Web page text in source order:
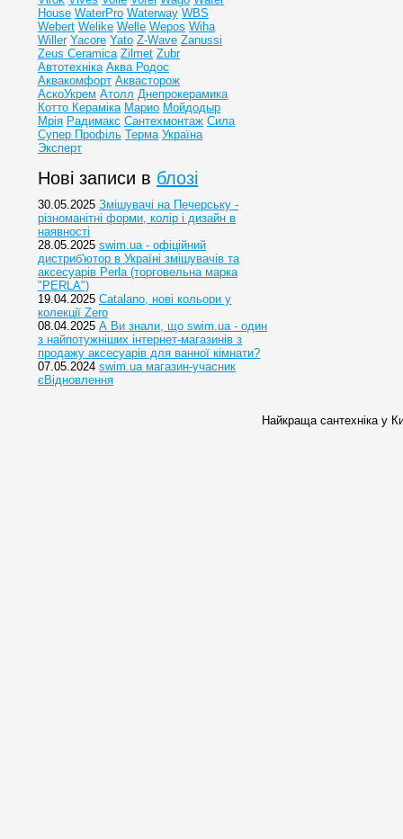
House WaterPro Waterway WBS
Webert Welike Welle Wepos Wiha
Willer Yacore Yato Z-Wave Zanussi
Zeus Ceramica Zilmet Zubr
Автотехніка Аква Родос
Аквакомфорт Аквасторож
АскоУкрем Атолл Днепрокерамика
Котто Кераміка Марио Мойдодыр
Мрія Радимакс Сантехмонтаж Сила
Супер Профіль Терма Україна
Эксперт
Нові записи в блозі
30.05.2025 Змішувачі на Печерську -
різноманітні форми, колір і дизайн в
наявності
28.05.2025 swim.ua - офіційний
дистриб'ютор в Україні змішувачів та
аксесуарів Perla (торговельна марка
"PERLA")
19.04.2025 Catalano, нові кольори у
колекції Zero
08.04.2025 А Ви знали, що swim.ua - один
з найпотужніших інтернет-магазинів з
продажу аксесуарів для ванної кімнати?
07.05.2024 swim.ua магазин-учасник
єВідновлення
Найкраща сантехніка у